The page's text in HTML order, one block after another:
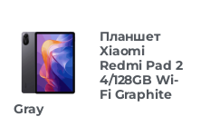
Планшет
Xiaomi
Redmi Pad 2
4/128GB Wi-
Fi Graphite
Gray